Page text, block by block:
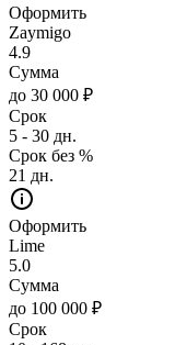
Оформить
Zaymigo
4.9
Сумма
до 30 000 ₽
Срок
5 - 30 дн.
Срок без %
21 дн.
Оформить
Lime
5.0
Сумма
до 100 000 ₽
Срок